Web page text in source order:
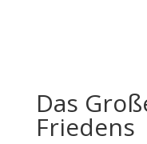
Das
Friedens